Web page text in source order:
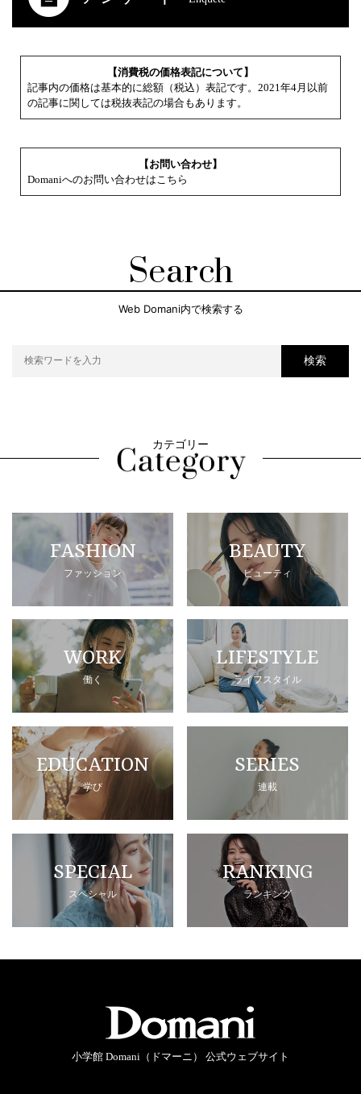
【消費税の価格表記について】
記事内の価格は基本的に総額（税込）表記です。2021年4月以前
の記事に関しては税抜表記の場合もあります。
【お問い合わせ】
Domaniへのお問い合わせはこちら
Search
Web Domani内で検索する
検索
カテゴリー
FASHION
ファッション
BEAUTY
ビューティ
WORK
働く
LIFESTYLE
ライフスタイル
EDUCATION
学び
SERIES
連載
SPECIAL
スペシャル
RANKING
ランキング
小学館 Domani（ドマーニ） 公式ウェブサイト